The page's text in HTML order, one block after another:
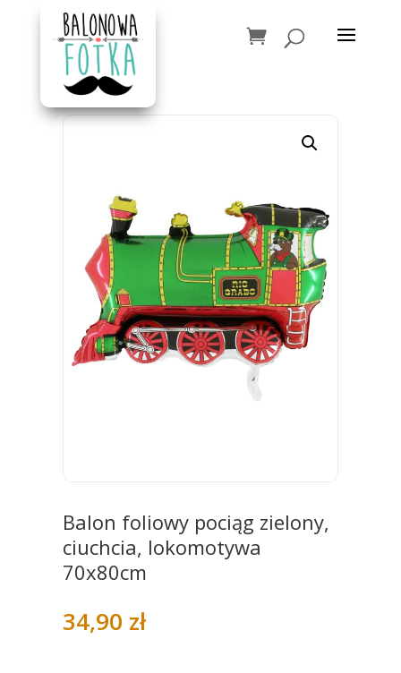
Balon foliowy pociąg zielony,
ciuchcia, lokomotywa
70x80cm
34,90 zł